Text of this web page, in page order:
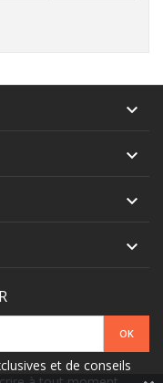




et de conseils